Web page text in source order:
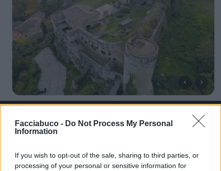
Facciabuco - Do Not Process My Personal
Information
If you wish to opt-out of the sale, sharing to third parties, or
processing of your personal or sensitive information for
Stime: 4 Commenti: 1